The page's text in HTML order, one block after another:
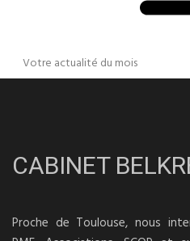
Votre actualité du mois
CABINET
Proche de Toulouse, nous